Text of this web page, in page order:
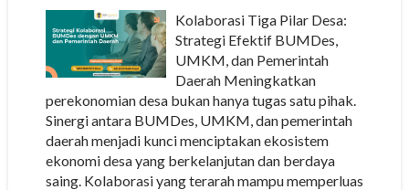
Kolaborasi Tiga Pilar Desa:
Strategi Efektif BUMDes,
UMKM, dan Pemerintah
Daerah Meningkatkan
perekonomian desa bukan hanya tugas satu pihak.
Sinergi antara BUMDes, UMKM, dan pemerintah
daerah menjadi kunci menciptakan ekosistem
ekonomi desa yang berkelanjutan dan berdaya
saing. Kolaborasi yang terarah mampu memperluas